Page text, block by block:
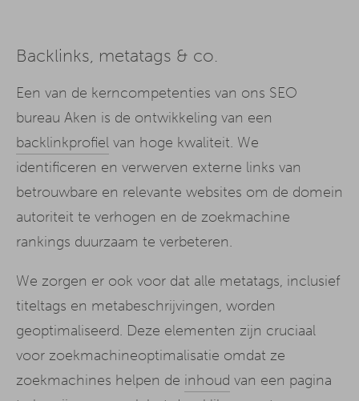
Backlinks, metatags & co.
Een van de kerncompetenties van ons SEO
bureau Aken is de ontwikkeling van een
backlinkprofiel van hoge kwaliteit. We
identificeren en verwerven externe links van
betrouwbare en relevante websites om de domein
autoriteit te verhogen en de zoekmachine
rankings duurzaam te verbeteren.
We zorgen er ook voor dat alle metatags, inclusief
titeltags en metabeschrijvingen, worden
geoptimaliseerd. Deze elementen zijn cruciaal
voor zoekmachineoptimalisatie omdat ze
zoekmachines helpen de inhoud van een pagina